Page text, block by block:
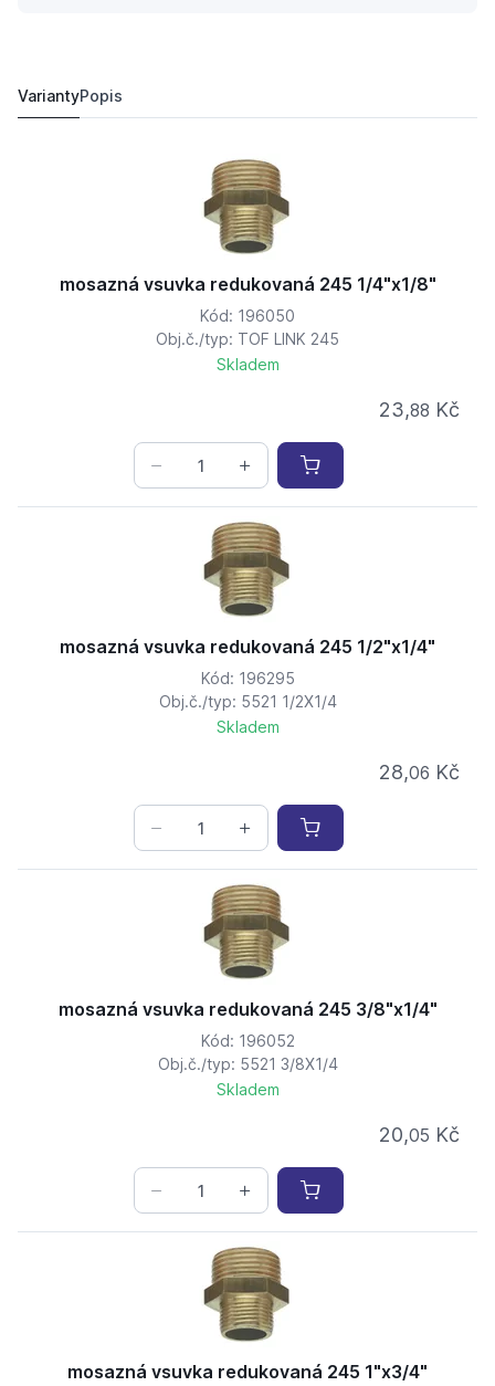
VariantyPopis
mosazná vsuvka redukovaná 245 1/4"x1/8"
Kód: 196050
Obj.č./typ: TOF LINK 245
Skladem
23,88 Kč
mosazná vsuvka redukovaná 245 1/2"x1/4"
Kód: 196295
Obj.č./typ: 5521 1/2X1/4
Skladem
28,06 Kč
mosazná vsuvka redukovaná 245 3/8"x1/4"
Kód: 196052
Obj.č./typ: 5521 3/8X1/4
Skladem
20,05 Kč
mosazná vsuvka redukovaná 245 1"x3/4"